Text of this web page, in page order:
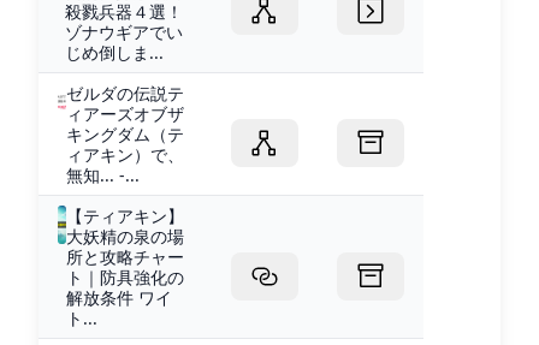
殺戮兵器４選！
ゾナウギアでい
じめ倒しま...
ゼルダの伝説テ
ィアーズオブザ
キングダム（テ
ィアキン）で、
無知... -...
【ティアキン】
大妖精の泉の場
所と攻略チャー
ト｜防具強化の
解放条件 ワイ
ト...